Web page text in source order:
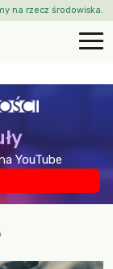
na rzecz środowiska.
YouTube